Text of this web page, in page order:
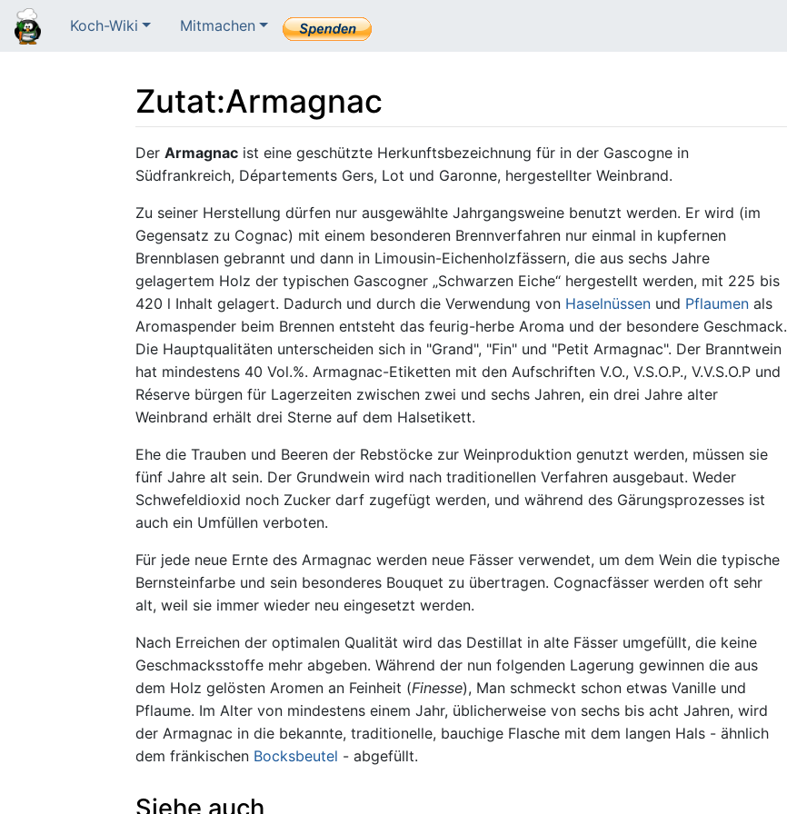
Koch-Wiki Mitmachen
Zutat:Armagnac
Wechseln zu:Navigation,Suche
Der Armagnac ist eine geschützte Herkunftsbezeichnung für in der Gascogne in
Südfrankreich, Départements Gers, Lot und Garonne, hergestellter Weinbrand.
Zu seiner Herstellung dürfen nur ausgewählte Jahrgangsweine benutzt werden. Er wird (im
Gegensatz zu Cognac) mit einem besonderen Brennverfahren nur einmal in kupfernen
Brennblasen gebrannt und dann in Limousin-Eichenholzfässern, die aus sechs Jahre
gelagertem Holz der typischen Gascogner „Schwarzen Eiche“ hergestellt werden, mit 225 bis
420 l Inhalt gelagert. Dadurch und durch die Verwendung von Haselnüssen und Pflaumen als
Aromaspender beim Brennen entsteht das feurig-herbe Aroma und der besondere Geschmack.
Die Hauptqualitäten unterscheiden sich in "Grand", "Fin" und "Petit Armagnac". Der Branntwein
hat mindestens 40 Vol.%. Armagnac-Etiketten mit den Aufschriften V.O., V.S.O.P., V.V.S.O.P und
Réserve bürgen für Lagerzeiten zwischen zwei und sechs Jahren, ein drei Jahre alter
Weinbrand erhält drei Sterne auf dem Halsetikett.
Ehe die Trauben und Beeren der Rebstöcke zur Weinproduktion genutzt werden, müssen sie
fünf Jahre alt sein. Der Grundwein wird nach traditionellen Verfahren ausgebaut. Weder
Schwefeldioxid noch Zucker darf zugefügt werden, und während des Gärungsprozesses ist
auch ein Umfüllen verboten.
Für jede neue Ernte des Armagnac werden neue Fässer verwendet, um dem Wein die typische
Bernsteinfarbe und sein besonderes Bouquet zu übertragen. Cognacfässer werden oft sehr
alt, weil sie immer wieder neu eingesetzt werden.
Nach Erreichen der optimalen Qualität wird das Destillat in alte Fässer umgefüllt, die keine
Geschmacksstoffe mehr abgeben. Während der nun folgenden Lagerung gewinnen die aus
dem Holz gelösten Aromen an Feinheit (Finesse), Man schmeckt schon etwas Vanille und
Pflaume. Im Alter von mindestens einem Jahr, üblicherweise von sechs bis acht Jahren, wird
der Armagnac in die bekannte, traditionelle, bauchige Flasche mit dem langen Hals - ähnlich
dem fränkischen Bocksbeutel - abgefüllt.